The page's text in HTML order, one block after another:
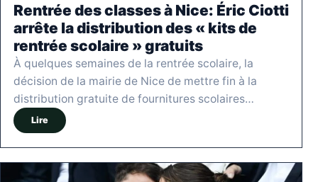
Rentrée des classes à Nice: Éric Ciotti
arrête la distribution des « kits de
rentrée scolaire » gratuits
À quelques semaines de la rentrée scolaire, la
décision de la mairie de Nice de mettre fin à la
distribution gratuite de fournitures scolaires…
Lire